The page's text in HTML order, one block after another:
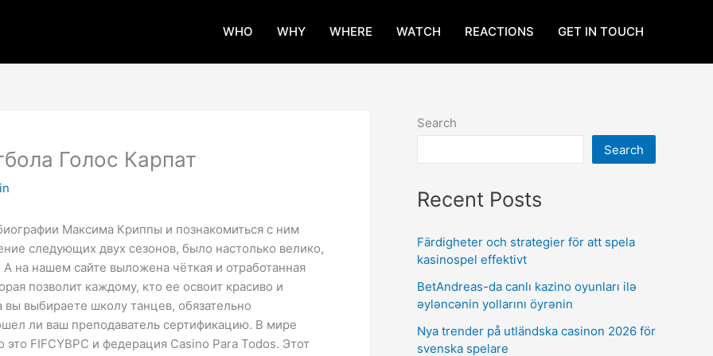
WHO WHY WHERE WATCH REACTIONS GET IN TOUCH
Голос Карпат
Максима Криппы и познакомиться с ним
следующих двух сезонов, было настолько велико,
на нашем сайте выложена чёткая и отработанная
позволит каждому, кто ее освоит красиво и
вы выбираете школу танцев, обязательно
ли ваш преподаватель сертификацию. В мире
FIFCYBPC и федерация Casino Para Todos. Этот
Search
Search
Recent Posts
Färdigheter och strategier för att spela
kasinospel effektivt
BetAndreas-da canlı kazino oyunları ilə
əyləncənin yollarını öyrənin
Nya trender på utländska casinon 2026 för
svenska spelare